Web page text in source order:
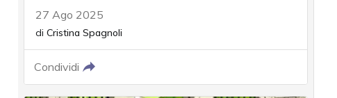
27 Ago 2025
di Cristina Spagnoli
Condividi